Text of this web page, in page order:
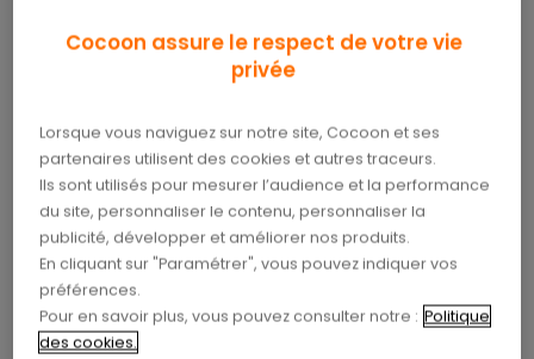
Néanmoins, il est juste de considérer que pour une
offre santé classique avec des remboursements
partiels sur les principaux postes de soins, la
oscilleentre 75 € et 80 €.
Mais il ne s’agit là que d’une moyenne. Un senior
voulant une garantie économique trouvera des
contrats à 50 € tandis que celui en quête de
prestations renforcées sur des domaines coûteux
devra payer plus de 100 € par mois pour sa
mutuelle santé
Cocoon assure le respect de votre vie
privée
Lorsque vous naviguez sur notre site, Cocoon et ses
partenaires utilisent des cookies et autres traceurs.
Ils sont utilisés pour mesurer l’audience et la performance
du site, personnaliser le contenu, personnaliser la
publicité, développer et améliorer nos produits.
En cliquant sur "Paramétrer", vous pouvez indiquer vos
préférences.
Pour en savoir plus, vous pouvez consulter notre : Politique
des cookies.